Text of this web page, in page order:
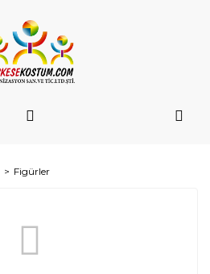
Figürler